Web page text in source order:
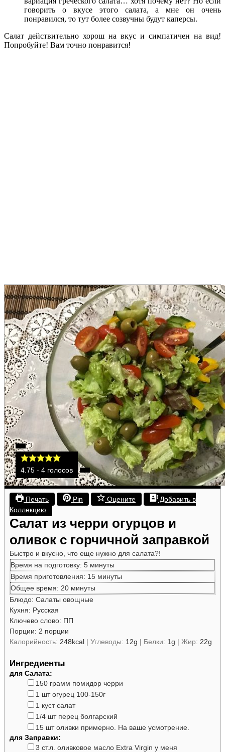
говорить о вкусе этого салата, а мне он очень
понравился, то тут более созвучны будут каперсы.
Салат действительно хорош на вкус и симпатичен на вид!
Попробуйте! Вам точно понравится!
4.75- 4голосов
Печать Pin Оцените
Добавить в
Коллекцию
Салат из черри огурцов и
оливок с горчичной заправкой
Быстро и вкусно, что еще нужно для салата?!
Время на подготовку: 5минуты
минуты
Время приготовления: 15минуты
минуты
Общее время: 20минуты
минуты
Блюдо: Салаты овощные
Кухня: Русская
Ключево слово: ПП
Порции: 2 порции
Калорийность: 248kcal | Углеводы: 12g | Белки: 1g | Жир: 22g
Ингредиенты
для Салата:
▢
150 грамм помидор черри
▢1 шт огурец 100-150г
▢1 куст салат
▢
1/4 шт перец болгарский
▢
15 шт оливки примерно. На ваше усмотрение.
для Заправки:
▢
3 ст.л. оливковое масло Extra Virgin у меня